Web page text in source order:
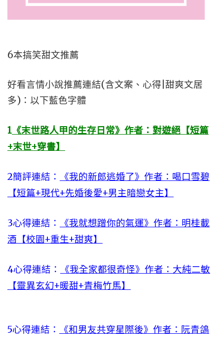
6本搞笑甜文推薦
好看言情小說推薦連結(含文案、心得|甜爽文居
多)：以下藍色字體
1 《末世路人甲的生存日常》作者：對遊絕【短篇
+末世+穿書】
2簡評連結：
《我的新郎逃婚了》作者：喝口雪碧
【短篇+現代+先婚後愛+男主暗戀女主】
3心得連結：
《我就想蹭你的氣運》作者：明桂載
酒【校園+重生+甜爽】
4心得連結：
《我全家都很奇怪》作者：大純二敏
【靈異玄幻+暖甜+青梅竹馬】
5心得連結： 《和男友共穿星際後》作者：阮青鴿